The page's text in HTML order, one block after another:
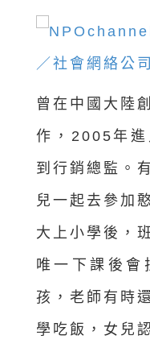
曾在中國大陸
作，2005年
到行銷總監。
兒一起去參加
大上小學後，
唯一下課後會
孩，老師有時
學吃飯，女兒